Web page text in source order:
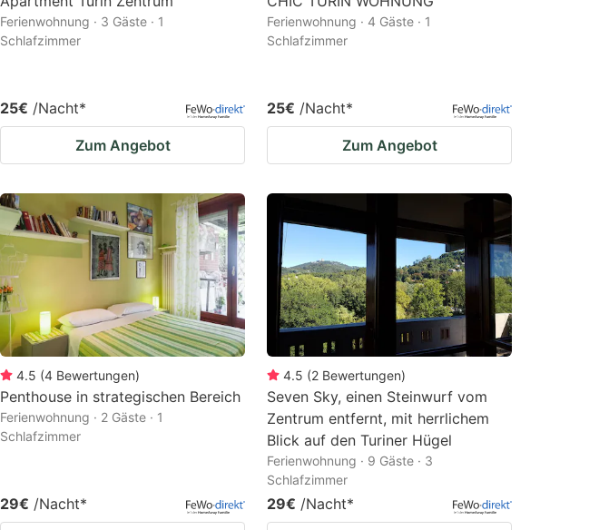
Ferienwohnung · 3 Gäste · 1
Schlafzimmer
25€ /Nacht*
Zum Angebot
Ferienwohnung · 4 Gäste · 1
Schlafzimmer
25€ /Nacht*
Zum Angebot
4.5 (4 Bewertungen)
Penthouse in strategischen Bereich
Ferienwohnung · 2 Gäste · 1
Schlafzimmer
29€ /Nacht*
4.5 (2 Bewertungen)
Seven Sky, einen Steinwurf vom
Zentrum entfernt, mit herrlichem
Blick auf den Turiner Hügel
Ferienwohnung · 9 Gäste · 3
Schlafzimmer
29€ /Nacht*